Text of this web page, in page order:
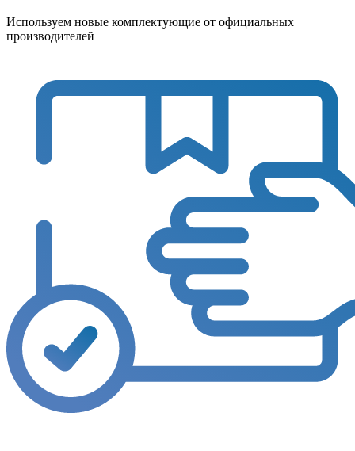
Используем новые комплектующие от официальных
производителей